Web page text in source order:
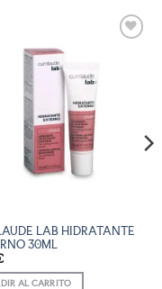
DESEOS
LAB HIDRATANTE
30ML
AL CARRITO